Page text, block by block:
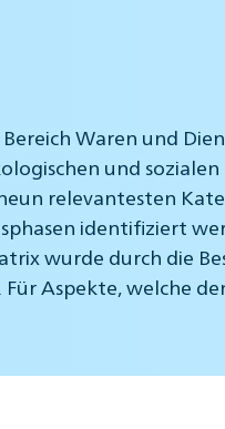
Waren und
und sozialen
relevantesten
identifiziert
wurde durch die
Aspekte, welche